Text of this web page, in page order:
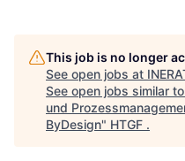
This job is no longer
See open jobs at
See open jobs similar
und
ByDesign" HTGF .